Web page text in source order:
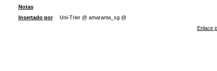
Notas
Insertado por
Uni-Trier @ amaranta_sg @
Enlace